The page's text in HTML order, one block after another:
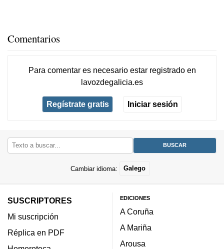
Comentarios
Para comentar es necesario estar registradoen
lavozdegalicia.es
Regístrate gratis Iniciar sesión
Cambiar idioma: Galego
SUSCRIPTORES
Mi suscripción
Réplica en PDF
EDICIONES
A Coruña
A Mariña
Arousa